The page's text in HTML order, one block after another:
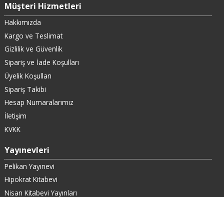
Müşteri Hizmetleri
Hakkımızda
Kargo ve Teslimat
Gizlilik ve Güvenlik
Sipariş ve İade Koşulları
Üyelik Koşulları
Sipariş Takibi
Hesap Numaralarımız
İletişim
KVKK
Yayınevleri
Pelikan Yayınevi
Hipokrat Kitabevi
Nisan Kitabevi Yayınları